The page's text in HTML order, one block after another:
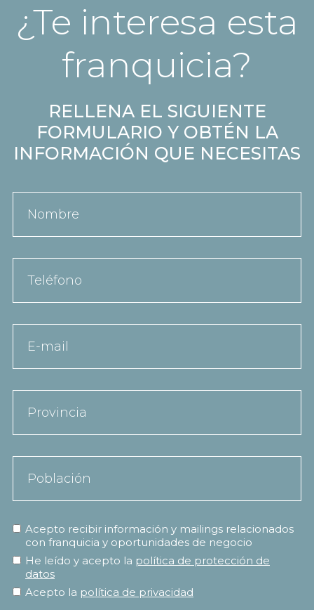
¿Te interesa esta
franquicia?
RELLENA EL SIGUIENTE
FORMULARIO Y OBTÉN LA
INFORMACIÓN QUE NECESITAS
Acepto recibir información y mailings relacionados
con franquicia y oportunidades de negocio
He leído y acepto la política de protección de
datos
Acepto la política de privacidad